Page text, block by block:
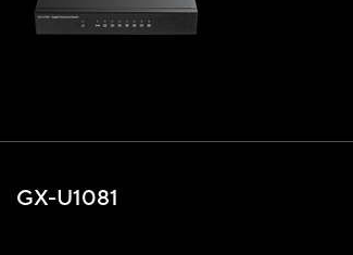
GX-U1081